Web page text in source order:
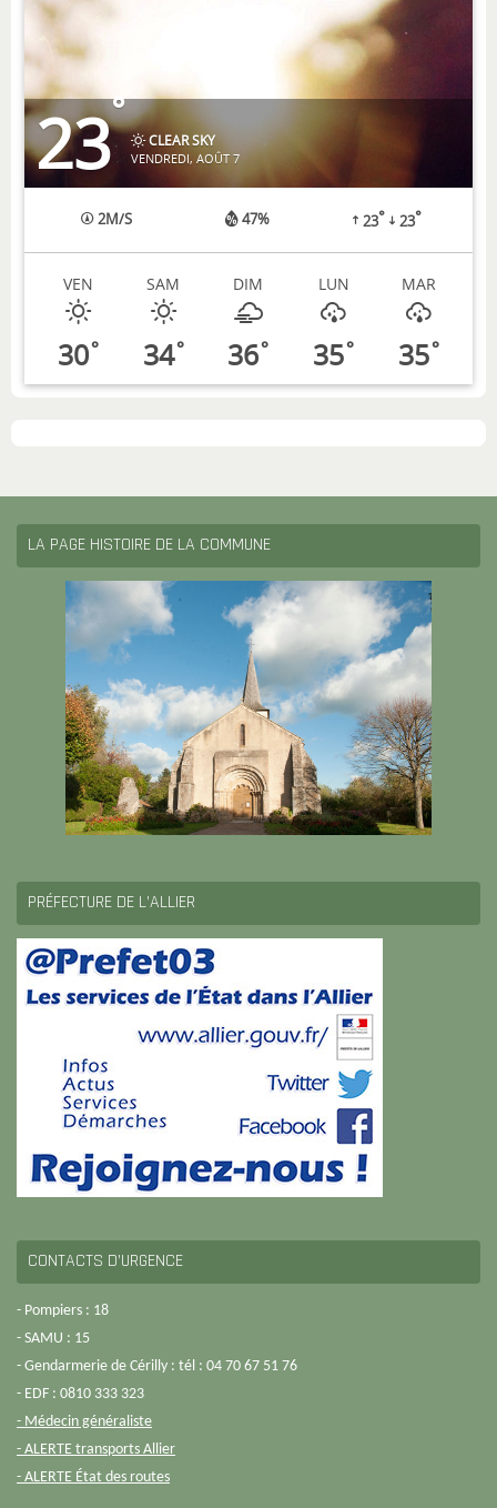
23°
CLEAR SKY
VENDREDI, AOÛT 7
2M/S 47% 23° 23°
VEN
30°
SAM
34°
DIM
36°
LUN
35°
MAR
35°
LA PAGE HISTOIRE DE LA COMMUNE
PRÉFECTURE DE L’ALLIER
CONTACTS D’URGENCE
- Pompiers : 18
- SAMU : 15
- Gendarmerie de Cérilly : tél : 04 70 67 51 76
- EDF : 0810 333 323
- Médecin généraliste
- ALERTE transports Allier
- ALERTE État des routes